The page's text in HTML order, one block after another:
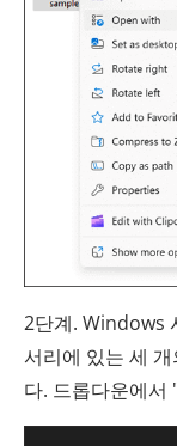
2단계. Windows
서리에 있는 세
다. 드롭다운에서